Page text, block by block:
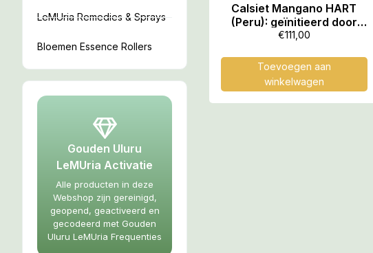
LeMUria Remedies & Sprays
Bloemen Essence Rollers
Gouden Uluru
LeMUria Activatie
Alle producten in deze
Webshop zijn gereinigd,
geopend, geactiveerd en
gecodeerd met Gouden
Uluru LeMUria Frequenties
Calsiet Mangano HART
(Peru): geïnitieerd door
Moeder Venus LeMUria
€111,00
Toevoegen aan
winkelwagen